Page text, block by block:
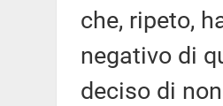
che, ripeto,
negativo di
deciso di